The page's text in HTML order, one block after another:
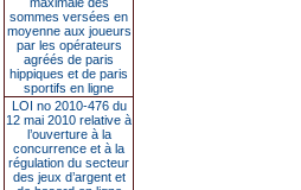
sommes versées en
moyenne aux joueurs
par les opérateurs
agréés de paris
hippiques et de paris
sportifs en ligne
LOI no 2010-476 du
12 mai 2010 relative à
l’ouverture à la
concurrence et à la
régulation du secteur
des jeux d’argent et